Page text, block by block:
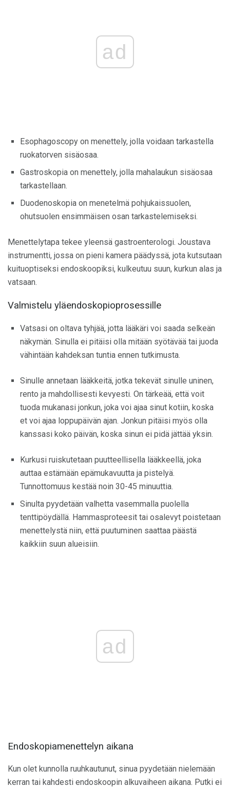
ad
Esophagoscopy on menettely, jolla voidaan tarkastella
ruokatorven sisäosaa.
Gastroskopia on menettely, jolla mahalaukun sisäosaa
tarkastellaan.
Duodenoskopia on menetelmä pohjukaissuolen,
ohutsuolen ensimmäisen osan tarkastelemiseksi.
Menettelytapa tekee yleensä gastroenterologi. Joustava
instrumentti, jossa on pieni kamera päädyssä, jota kutsutaan
kuituoptiseksi endoskoopiksi, kulkeutuu suun, kurkun alas ja
vatsaan.
Valmistelu yläendoskopioprosessille
Vatsasi on oltava tyhjää, jotta lääkäri voi saada selkeän
näkymän. Sinulla ei pitäisi olla mitään syötävää tai juoda
vähintään kahdeksan tuntia ennen tutkimusta.
Sinulle annetaan lääkkeitä, jotka tekevät sinulle uninen,
rento ja mahdollisesti kevyesti. On tärkeää, että voit
tuoda mukanasi jonkun, joka voi ajaa sinut kotiin, koska
et voi ajaa loppupäivän ajan. Jonkun pitäisi myös olla
kanssasi koko päivän, koska sinun ei pidä jättää yksin.
Kurkusi ruiskutetaan puutteellisella lääkkeellä, joka
auttaa estämään epämukavuutta ja pistelyä.
Tunnottomuus kestää noin 30-45 minuuttia.
Sinulta pyydetään valhetta vasemmalla puolella
tenttipöydällä. Hammasproteesit tai osalevyt poistetaan
menettelystä niin, että puutuminen saattaa päästä
kaikkiin suun alueisiin.
ad
Endoskopiamenettelyn aikana
Kun olet kunnolla ruuhkautunut, sinua pyydetään nielemään
kerran tai kahdesti endoskoopin alkuvaiheen aikana. Putki ei